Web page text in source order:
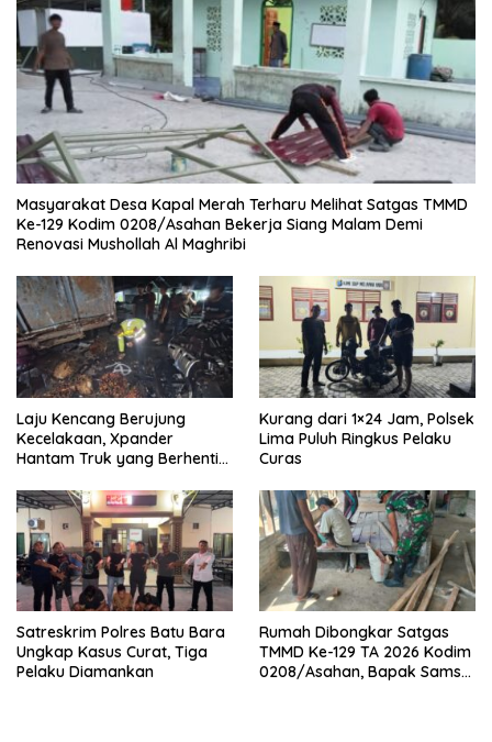
Masyarakat Desa Kapal Merah Terharu Melihat Satgas TMMD
Ke-129 Kodim 0208/Asahan Bekerja Siang Malam Demi
Renovasi Mushollah Al Maghribi
Laju Kencang Berujung
Kecelakaan, Xpander
Hantam Truk yang Berhenti
Kurang dari 1×24 Jam, Polsek
Lima Puluh Ringkus Pelaku
Curas
Satreskrim Polres Batu Bara
Ungkap Kasus Curat, Tiga
Pelaku Diamankan
Rumah Dibongkar Satgas
TMMD Ke-129 TA 2026 Kodim
0208/Asahan, Bapak Samsul